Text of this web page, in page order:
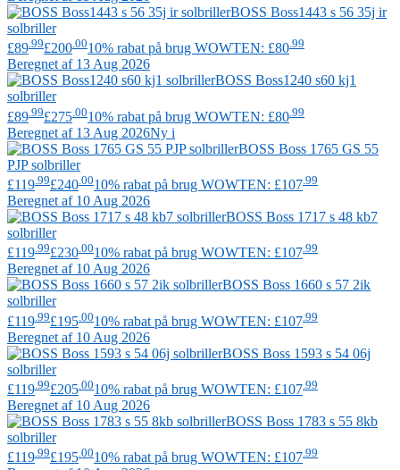
BOSS Boss1443 s 56 35j ir
solbriller
£89.99£200.0010% rabat på brug WOWTEN: £80.99
Beregnet af 13 Aug 2026
BOSS Boss1240 s60 kj1
solbriller
£89 .99£275 .0010% rabat på brug WOWTEN: £80 .99
Beregnet af 13 Aug 2026Ny i
BOSS Boss 1765 GS 55
PJP solbriller
£119 .99£240 .0010% rabat på brug WOWTEN: £107 .99
Beregnet af 10 Aug 2026
BOSS Boss 1717 s 48 kb7
solbriller
£119.99£230.0010% rabat på brug WOWTEN: £107.99
Beregnet af 10 Aug 2026
BOSS Boss 1660 s 57 2ik
solbriller
£119 .99£195 .0010% rabat på brug WOWTEN: £107 .99
Beregnet af 10 Aug 2026
BOSS Boss 1593 s 54 06j
solbriller
£119 .99£205 .0010% rabat på brug WOWTEN: £107 .99
Beregnet af 10 Aug 2026
BOSS Boss 1783 s 55 8kb
solbriller
£119.99£195.0010% rabat på brug WOWTEN: £107.99